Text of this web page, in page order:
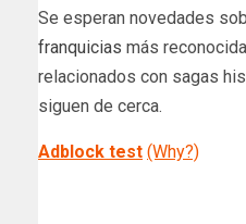
Se esperan novedades
franquicias más
relacionados con sagas
siguen de cerca.
Adblock test (Why?)